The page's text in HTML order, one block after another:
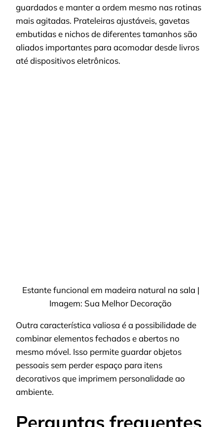
guardados e manter a ordem mesmo nas rotinas
mais agitadas. Prateleiras ajustáveis, gavetas
embutidas e nichos de diferentes tamanhos são
aliados importantes para acomodar desde livros
até dispositivos eletrônicos.
Estante funcional em madeira natural na sala |
Imagem: Sua Melhor Decoração
Outra característica valiosa é a possibilidade de
combinar elementos fechados e abertos no
mesmo móvel. Isso permite guardar objetos
pessoais sem perder espaço para itens
decorativos que imprimem personalidade ao
ambiente.
Perguntas frequentes